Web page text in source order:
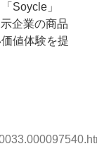
Soycle」
企業の商品
値体験を提